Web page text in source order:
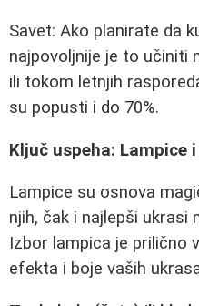
Savet: Ako planirate da
najpovoljnije je to učiniti
ili tokom letnjih
su popusti i do 70%.
Ključ uspeha: Lampice
Lampice su osnova
njih, čak i najlepši
Izbor lampica je prilično
efekta i boje vaših